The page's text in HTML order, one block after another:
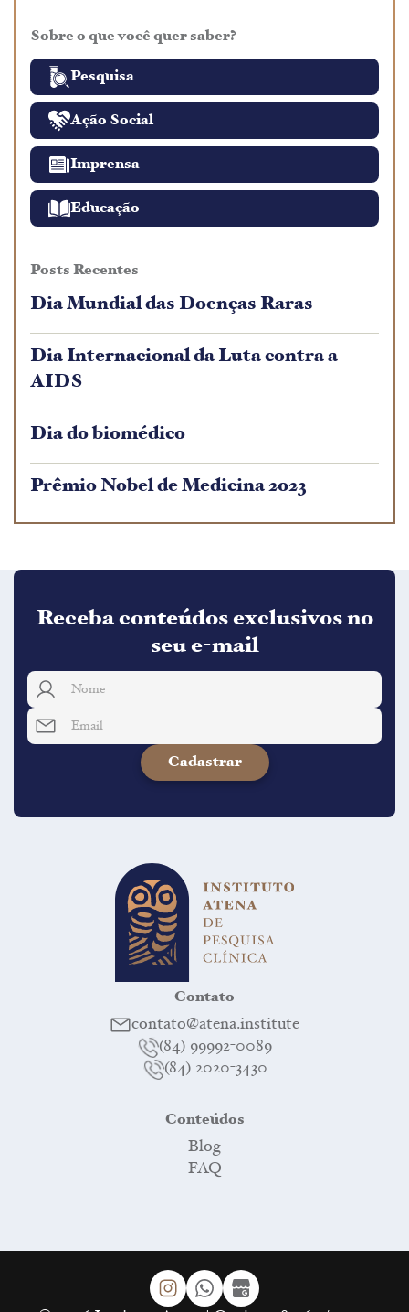
Sobre o que você quer saber?
Pesquisa
Ação Social
Imprensa
Educação
Posts Recentes
Dia Mundial das Doenças Raras
Dia Internacional da Luta contra a
AIDS
Dia do biomédico
Prêmio Nobel de Medicina 2023
Receba conteúdos exclusivos no
seu e-mail
Contato
contato@atena.institute
(84) 99992-0089
(84) 2020-3430
Conteúdos
Blog
FAQ